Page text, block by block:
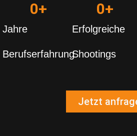
Jahre
Berufserfahrung
0+
Erfolgreiche
Shootings
0+
Jetzt